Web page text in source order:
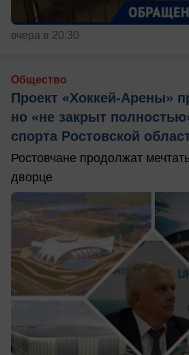
вчера в 20:30
Общество
Проект «Хоккей-Арены»
но «не закрыт
спорта Ростовской
Ростовчане продолжат
дворце